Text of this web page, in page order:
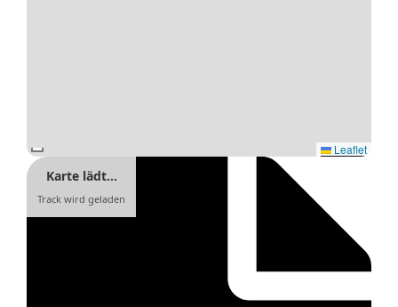
Leaflet
Karte lädt…
Track wird geladen